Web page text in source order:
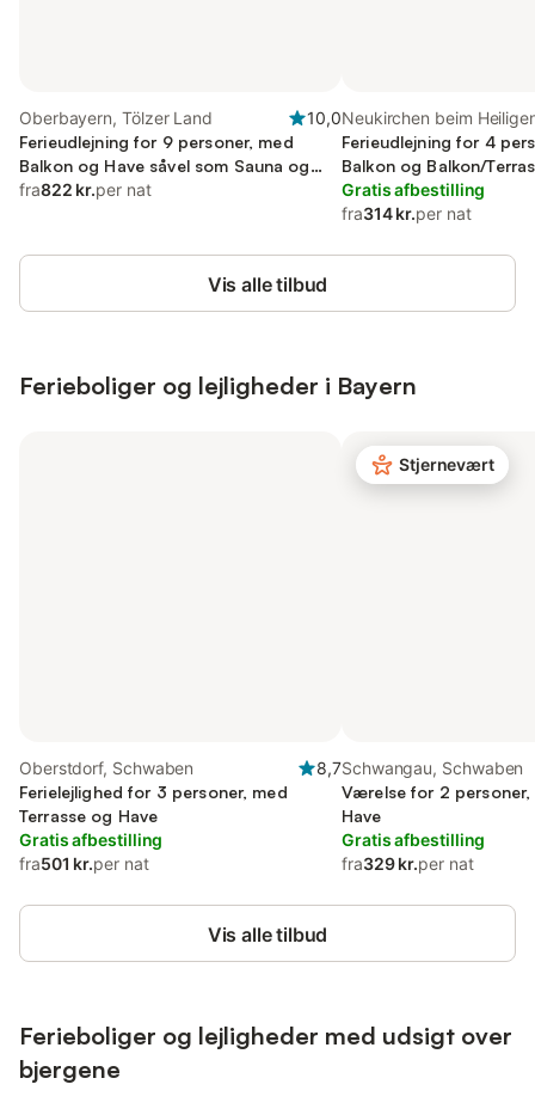
Oberbayern, Tölzer Land
10,0
Ferieudlejning for 9 personer, med
Balkon og Have såvel som Sauna og
Udsigt
fra822 kr.per nat
Neukirchen beim
Oberpfalz
Ferieudlejning for 4
Balkon og Balkon/
Gratis afbestilling
fra314 kr.per nat
Vis alle tilbud
Ferieboliger og lejligheder i Bayern
Oberstdorf, Schwaben
8,7
Ferielejlighed for 3 personer, med
Terrasse og Have
Gratis afbestilling
fra501 kr.per nat
Stjernevært
Schwangau, Schwaben
Værelse for 2 personer,
Have
Gratis afbestilling
fra329 kr.per nat
Vis alle tilbud
Ferieboliger og lejligheder med udsigt over
bjergene